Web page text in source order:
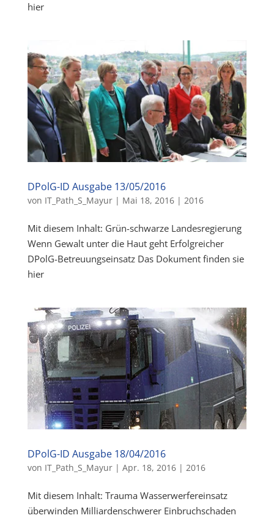
hier
DPolG-ID Ausgabe 13/05/2016
von IT_Path_S_Mayur| Mai 18, 2016| 2016
Mit diesem Inhalt: Grün-schwarze Landesregierung
Wenn Gewalt unter die Haut geht Erfolgreicher
DPolG-Betreuungseinsatz Das Dokument finden sie
hier
DPolG-ID Ausgabe 18/04/2016
von IT_Path_S_Mayur| Apr. 18, 2016| 2016
Mit diesem Inhalt: Trauma Wasserwerfereinsatz
überwinden Milliardenschwerer Einbruchschaden